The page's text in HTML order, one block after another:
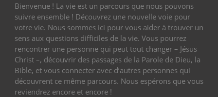
Bienvenue ! La vie est un parcours que nous pouvons
suivre ensemble ! Découvrez une nouvelle voie pour
votre vie. Nous sommes ici pour vous aider à trouver un
sens aux questions difficiles de la vie. Vous pourrez
rencontrer une personne qui peut tout changer – Jésus
Christ –, découvrir des passages de la Parole de Dieu, la
Bible, et vous connecter avec d’autres personnes qui
découvrent ce même parcours. Nous espérons que vous
reviendrez encore et encore !